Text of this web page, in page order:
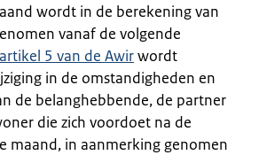
wordt in de berekening van
vanaf de volgende
artikel 5 van de Awirwordt
in de omstandigheden en
de belanghebbende, de partner
die zich voordoet na de
maand, in aanmerking genomen